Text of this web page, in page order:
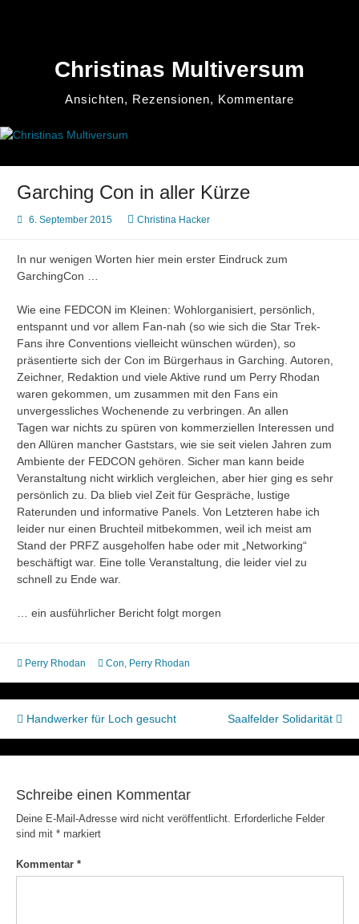
Christinas Multiversum
Ansichten, Rezensionen, Kommentare
Garching Con in aller Kürze
6. September 2015 Christina Hacker
In nur wenigen Worten hier mein erster Eindruck zum
GarchingCon …
Wie eine FEDCON im Kleinen: Wohlorganisiert, persönlich,
entspannt und vor allem Fan-nah (so wie sich die Star Trek-
Fans ihre Conventions vielleicht wünschen würden), so
präsentierte sich der Con im Bürgerhaus in Garching. Autoren,
Zeichner, Redaktion und viele Aktive rund um Perry Rhodan
waren gekommen, um zusammen mit den Fans ein
unvergessliches Wochenende zu verbringen. An allen
Tagen war nichts zu spüren von kommerziellen Interessen und
den Allüren mancher Gaststars, wie sie seit vielen Jahren zum
Ambiente der FEDCON gehören. Sicher man kann beide
Veranstaltung nicht wirklich vergleichen, aber hier ging es sehr
persönlich zu. Da blieb viel Zeit für Gespräche, lustige
Raterunden und informative Panels. Von Letzteren habe ich
leider nur einen Bruchteil mitbekommen, weil ich meist am
Stand der PRFZ ausgeholfen habe oder mit „Networking“
beschäftigt war. Eine tolle Veranstaltung, die leider viel zu
schnell zu Ende war.
… ein ausführlicher Bericht folgt morgen
Perry Rhodan Con, Perry Rhodan
Beitragsnavigation
Handwerker für Loch gesucht Saalfelder Solidarität
Schreibe einen Kommentar
Deine E-Mail-Adresse wird nicht veröffentlicht.
Erforderliche Felder
sind mit *markiert
Kommentar *